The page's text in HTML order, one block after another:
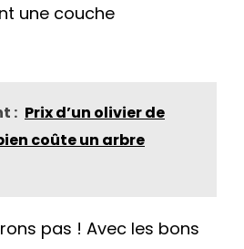
une couche
: Prix d’un olivier de
coûte un arbre
pas ! Avec les bons